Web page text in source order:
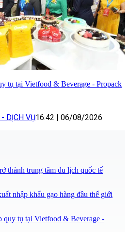
tụ tại Vietfood & Beverage - Propack
DỊCH VỤ16:42 06/08/2026
thành trung tâm du lịch quốc tế
nhập khẩu gạo hàng đầu thế giới
quy tụ tại Vietfood & Beverage -